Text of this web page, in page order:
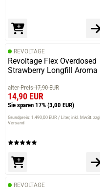
REVOLTAGE
Revoltage Flex Overdosed
Strawberry Longfill Aroma
alter Preis 17,90 EUR
14,90 EUR
Sie sparen 17% (3,00 EUR)
Grundpreis: 1.490,00 EUR / Liter inkl. MwSt. zzgl.
Versand
REVOLTAGE